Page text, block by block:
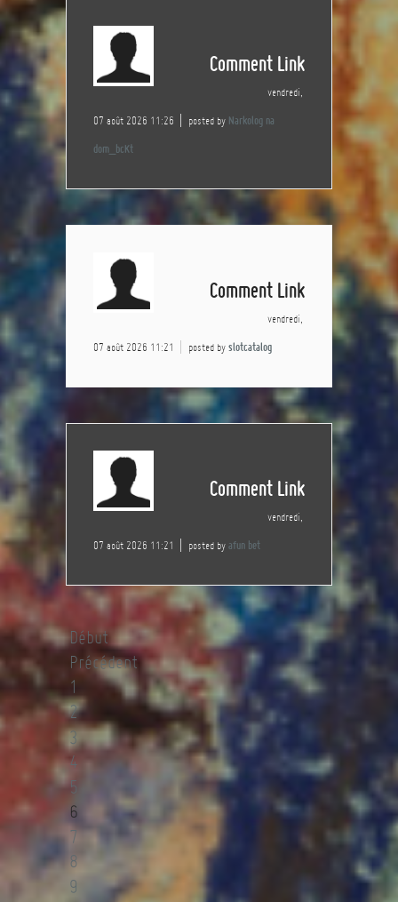
Comment Link
vendredi,
07 août 2026 11:26 posted by Narkolog na
dom_bcKt
Comment Link
vendredi,
07 août 2026 11:21 posted by slotcatalog
Comment Link
vendredi,
07 août 2026 11:21 posted by afun bet
Début
Précédent
1
2
3
4
5
6
7
8
9